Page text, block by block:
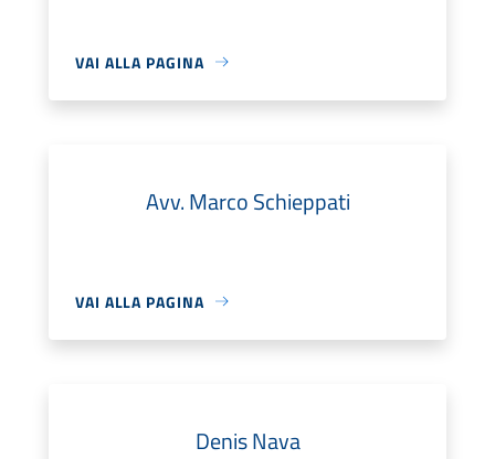
VAI ALLA PAGINA
Avv. Marco Schieppati
VAI ALLA PAGINA
Denis Nava